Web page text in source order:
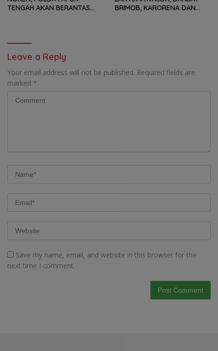
TENGAH AKAN BERANTAS
BRIMOB, KARORENA DAN
Leave a Reply
Your email address will not be published. Required fields are
marked *
Save my name, email, and website in this browser for the
next time I comment.